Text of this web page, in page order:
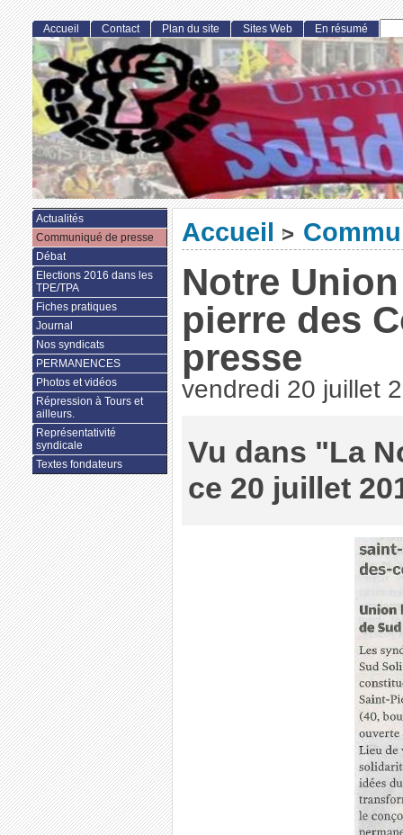
Accueil >
Notre
pierre des
presse
vendredi 20 juillet
Vu dans "La
ce 20 juillet
Accueil Contact Plan du site Sites Web En résumé
Actualités
Communiqué de presse
Débat
Elections 2016 dans les
TPE/TPA
Fiches pratiques
Journal
Nos syndicats
PERMANENCES
Photos et vidéos
Répression à Tours et
ailleurs.
Représentativité
syndicale
Textes fondateurs